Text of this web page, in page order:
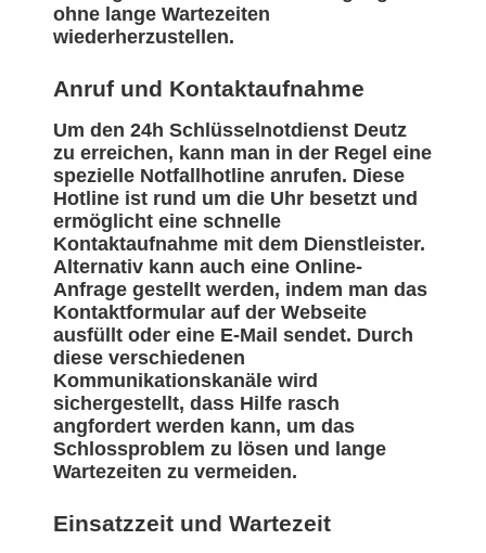
ohne lange Wartezeiten
wiederherzustellen.
Anruf und Kontaktaufnahme
Um den 24h Schlüsselnotdienst Deutz
zu erreichen, kann man in der Regel eine
spezielle Notfallhotline anrufen. Diese
Hotline ist rund um die Uhr besetzt und
ermöglicht eine schnelle
Kontaktaufnahme mit dem Dienstleister.
Alternativ kann auch eine Online-
Anfrage gestellt werden, indem man das
Kontaktformular auf der Webseite
ausfüllt oder eine E-Mail sendet. Durch
diese verschiedenen
Kommunikationskanäle wird
sichergestellt, dass Hilfe rasch
angfordert werden kann, um das
Schlossproblem zu lösen und lange
Wartezeiten zu vermeiden.
Einsatzzeit und Wartezeit